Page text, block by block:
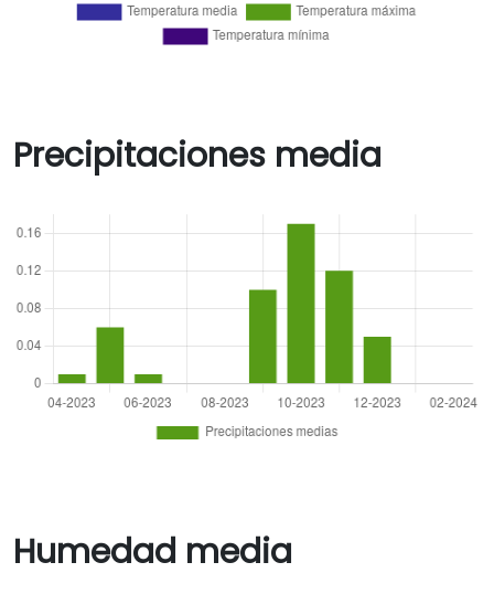
Precipitaciones media
Humedad media